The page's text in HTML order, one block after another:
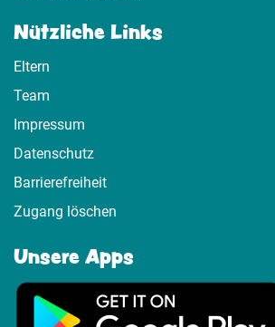
Nützliche Links
Eltern
Team
Impressum
Datenschutz
Barrierefreiheit
Zugang löschen
Unsere Apps